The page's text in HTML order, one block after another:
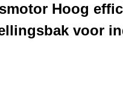
Hoog
voor